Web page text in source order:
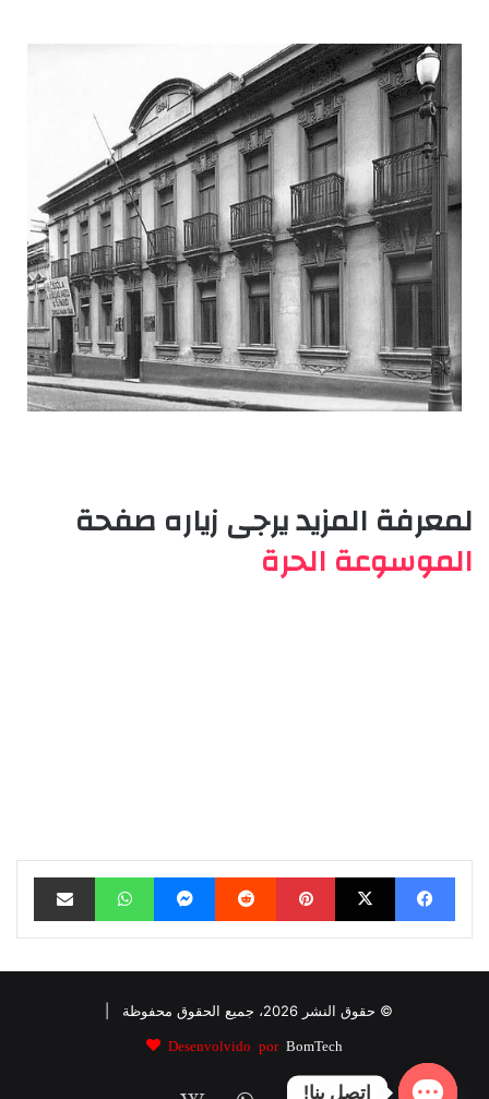
لمعرفة المزيد يرجى زياره صفحة
الموسوعة الحرة
فيسبوك ‫X بينتيريست ماسنجر واتساب مشاركة عبر البريد
© حقوق النشر 2026، جميع الحقوق محفوظة |
Desenvolvido por BomTech
اتصل بنا!